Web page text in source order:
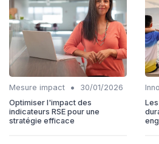
Mesure impact •
30/01/2026
Optimiser l'impact des
indicateurs RSE pour une
stratégie efficace